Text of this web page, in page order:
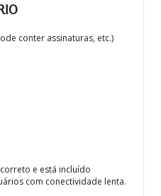
conter assinaturas, etc.)
e está incluído
com conectividade lenta.